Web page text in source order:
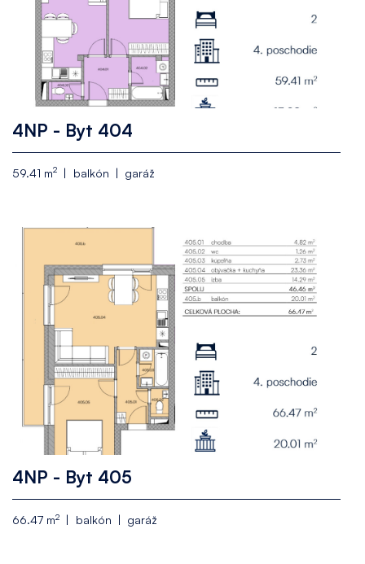
4NP - Byt 404
59.41 m2 balkón garáž
4NP - Byt 405
66.47 m2 balkón garáž